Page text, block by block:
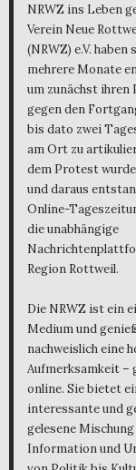
NRWZ ins Leben
Verein Neue
(NRWZ) e.V. haben
mehrere Monate
um zunächst ihren
gegen den
bis dato zwei
am Ort zu
dem Protest
und daraus
Online-
die unabhängige
Region Rottweil.
Die NRWZ ist ein
Medium und
nachweislich eine
Aufmerksamkeit –
online. Sie bietet
interessante und
gelesene Mischung
Information und